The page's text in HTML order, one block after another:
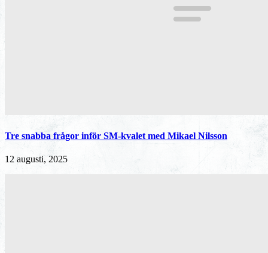
Tre snabba frågor inför SM-kvalet med Mikael Nilsson
12 augusti, 2025